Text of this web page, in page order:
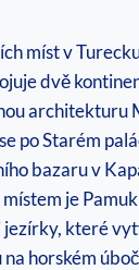
míst v
dvě
architekturu
po Starém
bazaru v
je
které
horském